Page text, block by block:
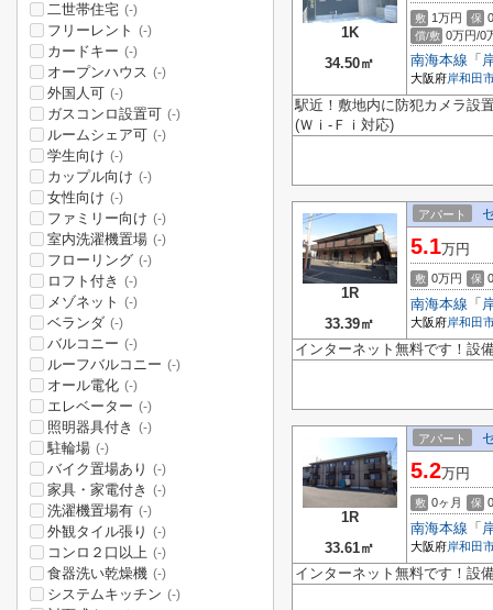
1K
34.50㎡
敷 1万円 保
償/敷 0万円/0
南海本線 「
大阪府岸和田
駅近！敷地内に防犯カメラ設
(Ｗｉ-Ｆｉ対応)
1R
33.39㎡
アパート
5.1万円
敷 0万円 保
南海本線 「
大阪府岸和田
インターネット無料です！設
1R
33.61㎡
アパート
5.2万円
敷 0ヶ月 保
南海本線 「
大阪府岸和田
インターネット無料です！設
二世帯住宅 (-)
フリーレント (-)
カードキー (-)
オープンハウス (-)
外国人可 (-)
ガスコンロ設置可 (-)
ルームシェア可 (-)
学生向け (-)
カップル向け (-)
女性向け (-)
ファミリー向け (-)
室内洗濯機置場 (-)
フローリング (-)
ロフト付き (-)
メゾネット (-)
ベランダ (-)
バルコニー (-)
ルーフバルコニー (-)
オール電化 (-)
エレベーター (-)
照明器具付き (-)
駐輪場 (-)
バイク置場あり (-)
家具・家電付き (-)
洗濯機置場有 (-)
外観タイル張り (-)
コンロ２口以上 (-)
食器洗い乾燥機 (-)
システムキッチン (-)